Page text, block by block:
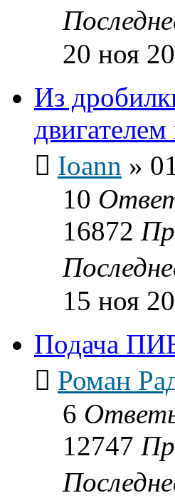
20 ноя
Из
Ioann »
10
16872
15 ноя
Подача
Роман
6
12747